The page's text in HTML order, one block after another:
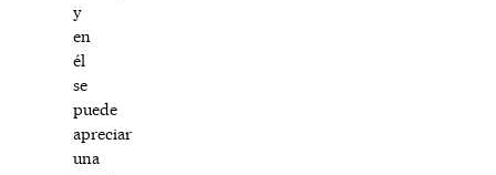
y
en
él
se
puede
apreciar
una